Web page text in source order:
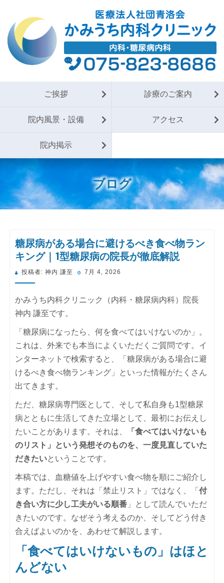
ご挨拶 診療のご案内
院内風景・設備 アクセス
院内掲示
ブログ
糖尿病がある場合に避けるべき食べ物ラン
キング｜1型糖尿病の院長が徹底解説
投稿者: 神内 謙至
投 7月 4, 2026
かみうち内科クリニック（内科・糖尿病内科）院長
神内 謙至です。
「糖尿病になったら、何を食べてはいけないのか」。
これは、外来でも本当によくいただくご質問です。イ
ンターネットで検索すると、「糖尿病がある場合に避
けるべき食べ物ランキング」といった情報がたくさん
出てきます。
ただ、糖尿病専門医として、そして私自身も1型糖尿
病とともに生活してきた立場として、最初にお伝えし
たいことがあります。それは、
「食べてはいけないも
のリスト」という発想そのものを、一度見直していた
だきたいということです。
本稿では、血糖値を上げやすい食べ物を順にご紹介し
ます。ただし、それは「禁止リスト」ではなく、「 付
き合い方に少し工夫がいる順番」として読んでいただ
きたいのです。なぜそう考えるのか、そしてどう付き
合えばよいのかを、あわせて解説します。
「食べてはいけないもの」はほと
んどない